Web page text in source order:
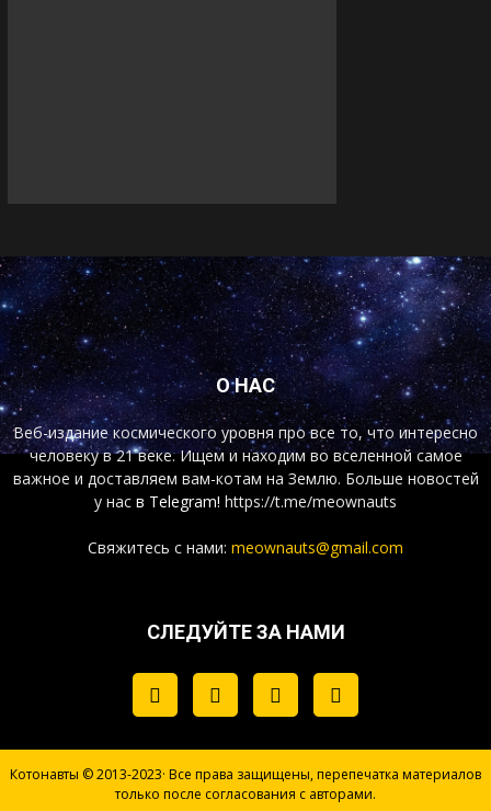
О НАС
Веб-издание космического уровня про все то, что интересно
человеку в 21 веке. Ищем и находим во вселенной самое
важное и доставляем вам-котам на Землю. Больше новостей
у нас в Telegram! https://t.me/meownauts
Свяжитесь с нами: meownauts@gmail.com
СЛЕДУЙТЕ ЗА НАМИ
Котонавты © 2013-2023· Все права защищены, перепечатка материалов
только после согласования с авторами.